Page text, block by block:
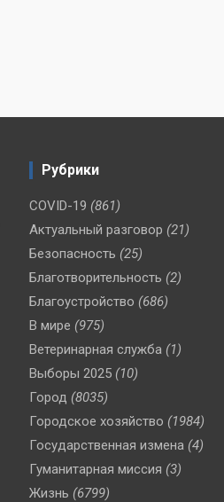
Рубрики
COVID-19 (861)
Актуальный разговор (21)
Безопасность (25)
Благотворительность (2)
Благоустройство (686)
В мире (975)
Ветеринарная служба (1)
Выборы 2025 (10)
Город (8035)
Городское хозяйство (1984)
Государственная измена (4)
Гуманитарная миссия (3)
Жизнь (6799)